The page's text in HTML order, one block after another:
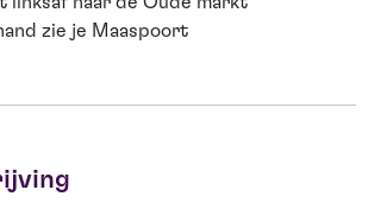
zie je Maaspoort